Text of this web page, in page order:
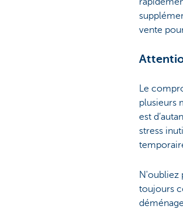
vente
Le
plusieurs
est
stress
N'oubliez
toujours